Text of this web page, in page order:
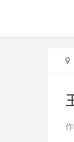
作